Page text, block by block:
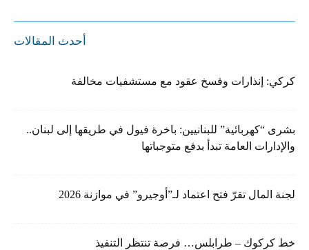
أحدث المقالات
كركي: إنذارات وفسخ عقود مع مستشفيات مخالفة
بشرى “كهربائية” للبنانيين: باخرة فيول في طريقها إلى لبنان..
والإدارات العامة تبدأ بدفع متوجباتها
لجنة المال تقرّ فتح اعتماد لـ”أوجيرو” في موازنة 2026
خط كركوك – طرابلس… فرصة تنتظر التنفيذ